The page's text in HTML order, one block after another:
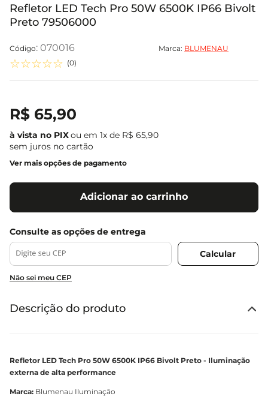
Refletor LED Tech Pro 50W 6500K IP66 Bivolt
Preto 79506000
: 070016 Marca: BLUMENAU
☆☆☆☆☆ (0)
R$ 65,90
ou em 1x de R$ 65,90
sem juros no cartão
Ver mais opções de pagamento
Adicionar ao carrinho
Não sei meu CEP
Descrição do produto
Refletor LED Tech Pro 50W 6500K IP66 Bivolt Preto - Iluminação
externa de alta performance
Marca: Blumenau Iluminação
4º
cabo pp
5º 4